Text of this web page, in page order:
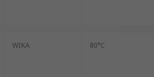
WIKA 80°C